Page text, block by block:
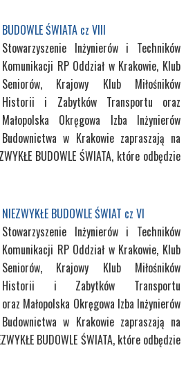
BUDOWLE ŚWIATA cz VIII
Stowarzyszenie Inżynierów i Techników
Komunikacji RP Oddział w Krakowie, Klub
Seniorów, Krajowy Klub Miłośników
Historii i Zabytków Transportu oraz
Małopolska Okręgowa Izba Inżynierów
Budownictwa w Krakowie zapraszają na
BUDOWLE ŚWIATA, które odbędzie
NIEZWYKŁE BUDOWLE ŚWIAT cz VI
Stowarzyszenie Inżynierów i Techników
Komunikacji RP Oddział w Krakowie, Klub
Seniorów, Krajowy Klub Miłośników
Historii i Zabytków Transportu
oraz Małopolska Okręgowa Izba Inżynierów
Budownictwa w Krakowie zapraszają na
BUDOWLE ŚWIATA, które odbędzie